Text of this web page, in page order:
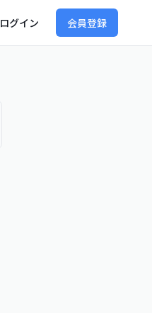
ログイン 会員登録